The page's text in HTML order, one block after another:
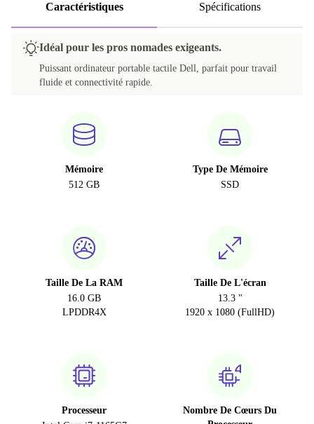
Caractéristiques Spécifications
Idéal pour les pros nomades exigeants.
Puissant ordinateur portable tactile Dell, parfait pour travail
fluide et connectivité rapide.
Mémoire
512 GB
Type De Mémoire
SSD
Taille De La RAM
16.0 GB
LPDDR4X
Taille De L'écran
13.3 "
1920 x 1080 (FullHD)
Processeur
Nombre De Cœurs Du